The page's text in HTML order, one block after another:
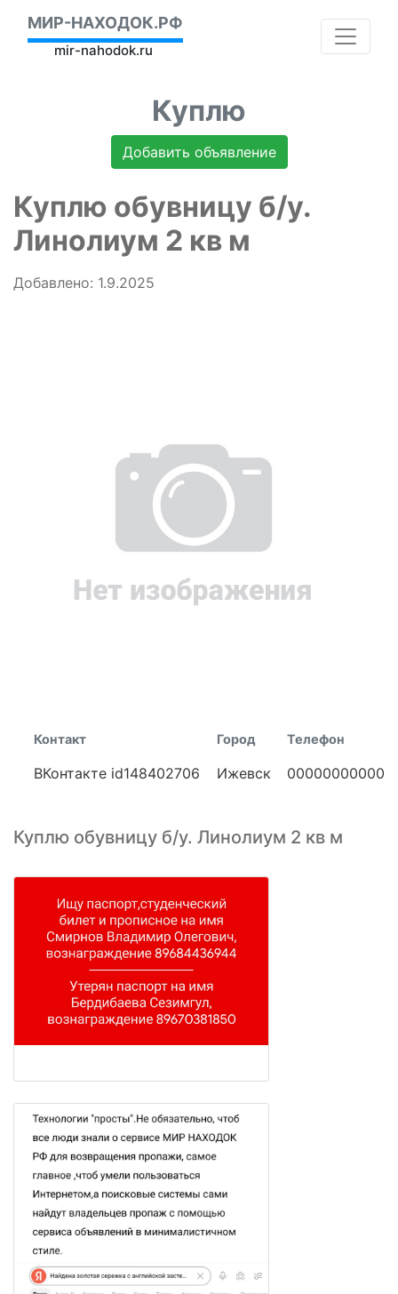
МИР-НАХОДОК.РФ
mir-nahodok.ru
Куплю
Добавить объявление
Куплю обувницу б/у.
Линолиум 2 кв м
Добавлено: 1.9.2025
Контакт
ВКонтакте id148402706
Город
Ижевск
Телефон
00000000000
Куплю обувницу б/у. Линолиум 2 кв м